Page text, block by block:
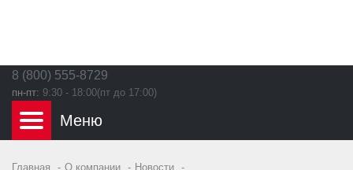
8 (800) 555-8729
пн-пт: 9:30 - 18:00(пт до 17:00)
Главная О компании
Новости